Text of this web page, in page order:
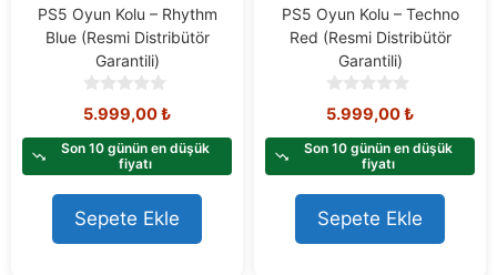
PS5 Oyun Kolu – Rhythm
Blue (Resmi Distribütör
Garantili)
0
o
u
5
5.999,00₺
Son 10 günün en düşük
fiyatı
Sepete Ekle
PS5 Oyun Kolu – Techno
Red (Resmi Distribütör
Garantili)
0
o
u
5
5.999,00₺
Son 10 günün en düşük
fiyatı
Sepete Ekle